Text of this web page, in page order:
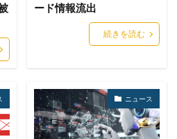
ハッカー不正アクセス
ハッキングされました
メール
ビジネスメール詐欺
ローブ
ビットコイン
ード情報流出
続きを読む
ニュース